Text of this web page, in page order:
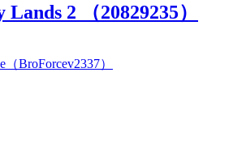
2 （20829235）